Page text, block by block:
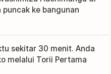
ke bangunan
sekitar 30 menit. Anda
melalui Torii Pertama